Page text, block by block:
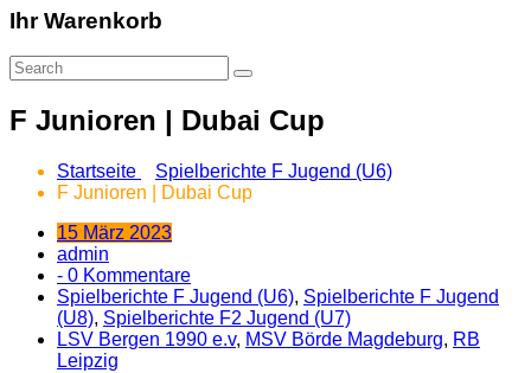
Ihr Warenkorb
F Junioren | Dubai Cup
Startseite
Spielberichte F Jugend (U6)
F Junioren | Dubai Cup
15 März 2023
admin
- 0 Kommentare
Spielberichte F Jugend (U6), Spielberichte F Jugend
(U8), Spielberichte F2 Jugend (U7)
LSV Bergen 1990 e.v, MSV Börde Magdeburg, RB
Leipzig